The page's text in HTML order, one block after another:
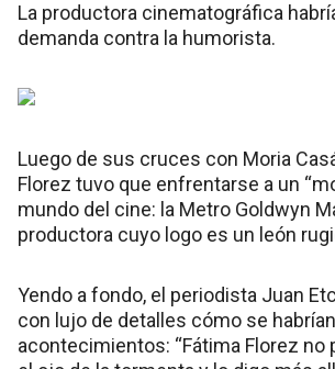
La productora cinematográfica
demanda contra la humorista.
Luego de sus cruces con Moria
Florez tuvo que enfrentarse a un
mundo del cine: la Metro Goldwyn
productora cuyo logo es un león
Yendo a fondo, el periodista Juan
con lujo de detalles cómo se
acontecimientos: “Fátima Florez no